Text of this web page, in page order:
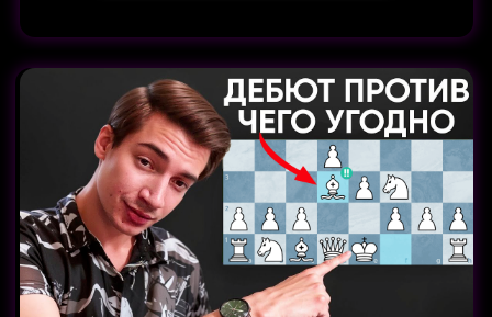
Уже 17 лет играю сам =
международный мастер 2477
ФИДЕ/около 3000 рейтинга в
популярных онлайн-контролях📈
Нажав на этот текст, ты
попадешь на сайт, там
заполняй форму, и я с тобой
свяжусь --->